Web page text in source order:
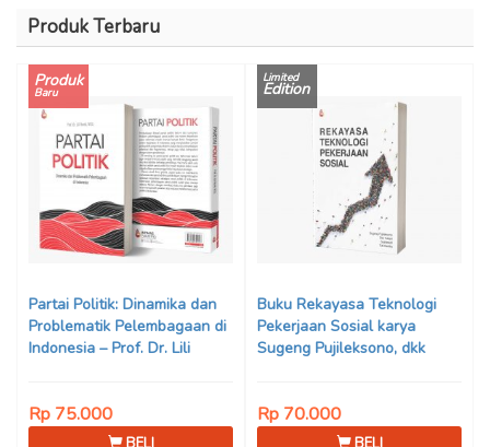
Produk Terbaru
Produk
Baru
Partai Politik: Dinamika dan
Problematik Pelembagaan di
Indonesia – Prof. Dr. Lili
Rp 75.000
Limited
Edition
Buku Rekayasa Teknologi
Pekerjaan Sosial karya
Sugeng Pujileksono, dkk
Rp 70.000